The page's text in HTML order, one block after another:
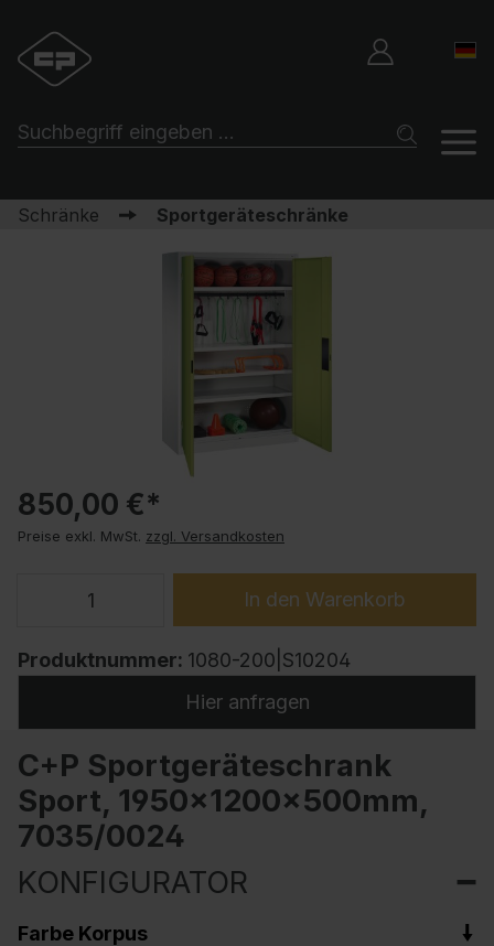
Schränke Sportgeräteschränke
850,00 €*
Preise exkl. MwSt. zzgl. Versandkosten
In den Warenkorb
Produktnummer: 1080-200|S10204
Hier anfragen
C+P Sportgeräteschrank
Sport, 1950x1200x500mm,
7035/0024
KONFIGURATOR
Farbe Korpus